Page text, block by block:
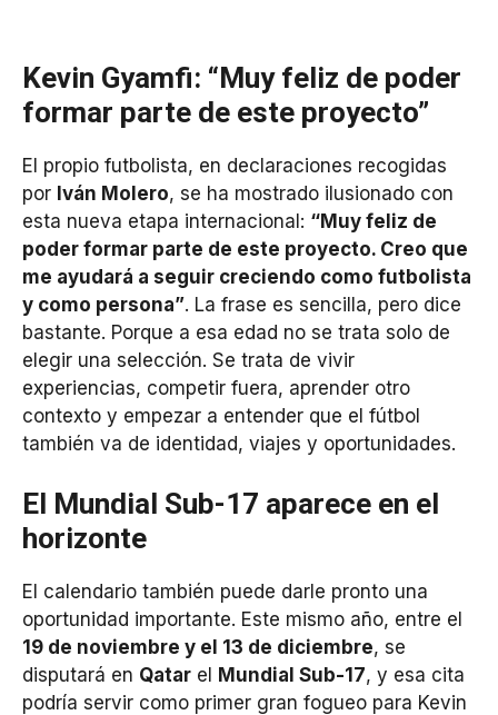
Kevin Gyamfi: “Muy feliz de poder
formar parte de este proyecto”
El propio futbolista, en declaraciones recogidas
por Iván Molero, se ha mostrado ilusionado con
esta nueva etapa internacional: “Muy feliz de
poder formar parte de este proyecto. Creo que
me ayudará a seguir creciendo como futbolista
y como persona”. La frase es sencilla, pero dice
bastante. Porque a esa edad no se trata solo de
elegir una selección. Se trata de vivir
experiencias, competir fuera, aprender otro
contexto y empezar a entender que el fútbol
también va de identidad, viajes y oportunidades.
El Mundial Sub-17 aparece en el
horizonte
El calendario también puede darle pronto una
oportunidad importante. Este mismo año, entre el
19 de noviembre y el 13 de diciembre, se
disputará en Qatar el Mundial Sub-17, y esa cita
podría servir como primer gran fogueo para Kevin